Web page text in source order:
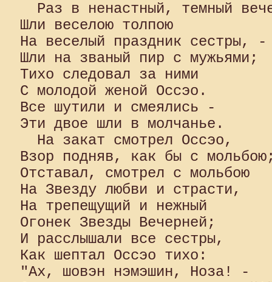
Раз в ненастный, темный
Шли веселою толпою
На веселый праздник сестры,
Шли на званый пир с мужьями;
Тихо следовал за ними
С молодой женой Оссэо.
Все шутили и смеялись -
Эти двое шли в молчанье.
  На закат смотрел Оссэо,
Взор подняв, как бы с
Отставал, смотрел с мольбою
На Звезду любви и страсти,
На трепещущий и нежный
Огонек Звезды Вечерней;
И расслышали все сестры,
Как шептал Оссэо тихо:
"Ах, шовэн нэмэшин, Ноза! -